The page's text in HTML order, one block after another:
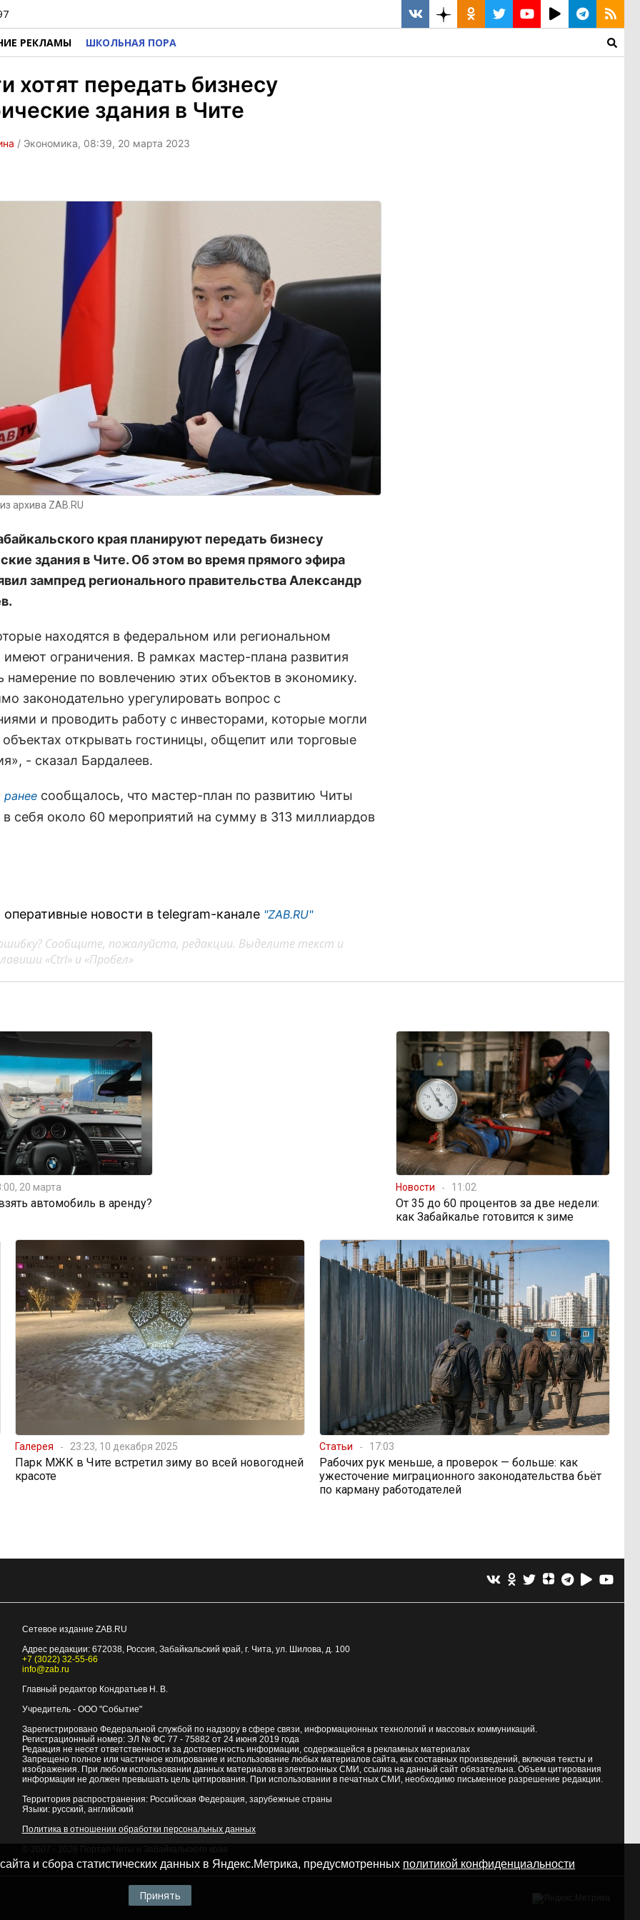
РЕКЛАМЫ ШКОЛЬНАЯ ПОРА
хотят передать бизнесу
здания в Чите
/ Экономика, 08:39, 20 марта 2023
архива ZAB.RU
края планируют передать бизнесу
здания в Чите. Об этом во время прямого эфира
зампред регионального правительства Александр
находятся в федеральном или региональном
имеют ограничения. В рамках мастер-плана развития
намерение по вовлечению этих объектов в экономику.
законодательно урегулировать вопрос с
и проводить работу с инвесторами, которые могли
открывать гостиницы, общепит или торговые
- сказал Бардалеев.
сообщалось, что мастер-план по развитию Читы
в себя около 60 мероприятий на сумму в 313 миллиардов
новости в telegram-канале "ZAB.RU"
Сообщите, пожалуйста, редакции. Выделите текст и
«Ctrl» и «Пробел»
20 марта
автомобиль в аренду?
Новости 11:02
От 35 до 60 процентов за две недели:
как Забайкалье готовится к зиме
Галерея 23:23, 10 декабря 2025
Парк МЖК в Чите встретил зиму во всей новогодней
красоте
Статьи 17:03
Рабочих рук меньше, а проверок — больше: как
ужесточение миграционного законодательства бьёт
по карману работодателей
Сетевое издание ZAB.RU
Адрес редакции: 672038, Россия, Забайкальский край, г. Чита, ул. Шилова, д. 100
+7 (3022) 32-55-66
info@zab.ru
Главный редактор Кондратьев Н. В.
Учредитель - ООО "Событие"
Зарегистрировано Федеральной службой по надзору в сфере связи, информационных технологий и массовых коммуникаций.
Регистрационный номер: ЭЛ № ФС 77 - 75882 от 24 июня 2019 года
Редакция не несет ответственности за достоверность информации, содержащейся в рекламных материалах
Запрещено полное или частичное копирование и использование любых материалов сайта, как составных произведений, включая тексты и
изображения. При любом использовании данных материалов в электронных СМИ, ссылка на данный сайт обязательна. Объем цитирования
информации не должен превышать цель цитирования. При использовании в печатных СМИ, необходимо письменное разрешение редакции.
Территория распространения: Российская Федерация, зарубежные страны
Языки: русский, английский
Политика в отношении обработки персональных данных
и сбора статистических данных в Яндекс.Метрика, предусмотренных политикой конфиденциальности
Принять